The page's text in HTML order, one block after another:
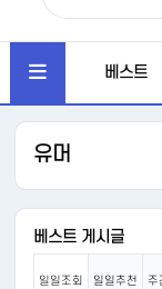
베스트
유머
베스트 게시글
일일조회 일일추천 주